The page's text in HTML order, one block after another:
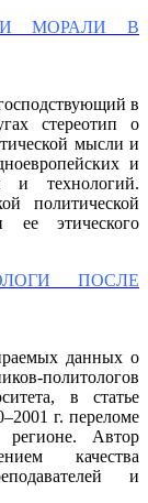
И МОРАЛИ В
в
стереотип о
мысли и
и
и технологий.
политической
этического
ПОСЛЕ
данных о
политологов
в статье
г. переломе
регионе. Автор
качества
и